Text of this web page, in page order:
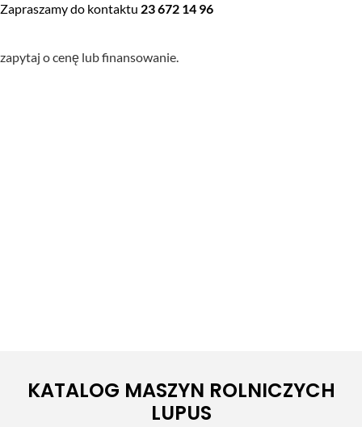
Zapraszamy do kontaktu 23 672 14 96
zapytaj o cenę lub finansowanie.
KATALOG MASZYN ROLNICZYCH
LUPUS